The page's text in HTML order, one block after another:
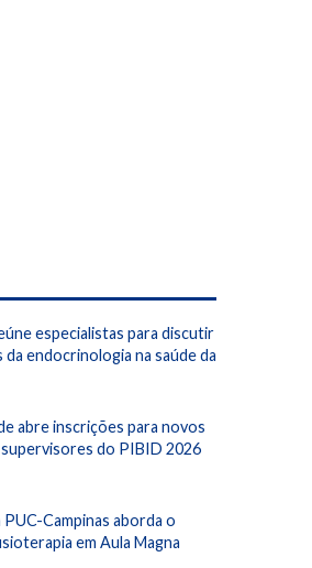
especialistas para discutir
da endocrinologia na saúde da
abre inscrições para novos
do PIBID 2026
Campinas aborda o
em Aula Magna